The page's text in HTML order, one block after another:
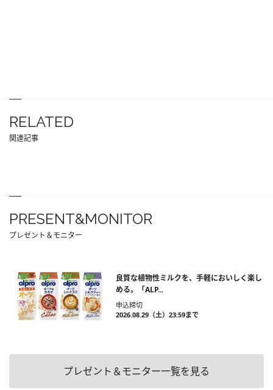
RELATED
関連記事
PRESENT&MONITOR
プレゼント＆モニター
良質な植物性ミルクを、手軽においしく楽し
める。「ALP...
申込締切
2026.08.29（土）23:59まで
プレゼント＆モニター一覧を見る